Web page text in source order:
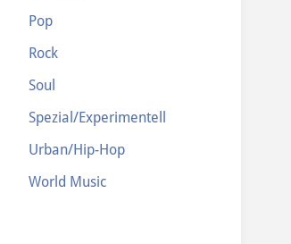
Pop
Rock
Soul
Spezial/Experimentell
Urban/Hip-Hop
World Music